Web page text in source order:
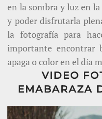
en la sombra y luz en
y poder disfrutarla
la fotografía para
importante encontrar
apaga o color en el día
VIDEO
EMABARAZA